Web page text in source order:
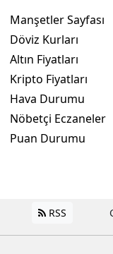
Manşetler Sayfası
Döviz Kurları
Altın Fiyatları
Kripto Fiyatları
Hava Durumu
Nöbetçi Eczaneler
Puan Durumu
RSS